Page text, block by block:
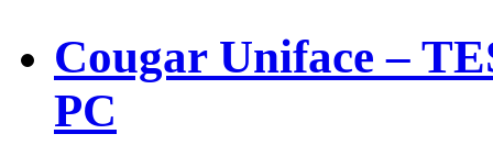
Cougar Uniface –
PC